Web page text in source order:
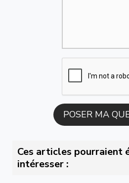
Ces articles pourraient
intéresser :